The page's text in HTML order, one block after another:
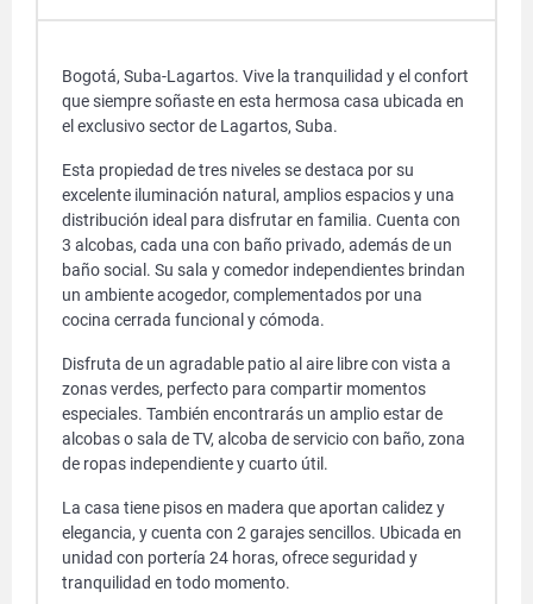
Bogotá, Suba-Lagartos. Vive la tranquilidad y el confort
que siempre soñaste en esta hermosa casa ubicada en
el exclusivo sector de Lagartos, Suba.
Esta propiedad de tres niveles se destaca por su
excelente iluminación natural, amplios espacios y una
distribución ideal para disfrutar en familia. Cuenta con
3 alcobas, cada una con baño privado, además de un
baño social. Su sala y comedor independientes brindan
un ambiente acogedor, complementados por una
cocina cerrada funcional y cómoda.
Disfruta de un agradable patio al aire libre con vista a
zonas verdes, perfecto para compartir momentos
especiales. También encontrarás un amplio estar de
alcobas o sala de TV, alcoba de servicio con baño, zona
de ropas independiente y cuarto útil.
La casa tiene pisos en madera que aportan calidez y
elegancia, y cuenta con 2 garajes sencillos. Ubicada en
unidad con portería 24 horas, ofrece seguridad y
tranquilidad en todo momento.